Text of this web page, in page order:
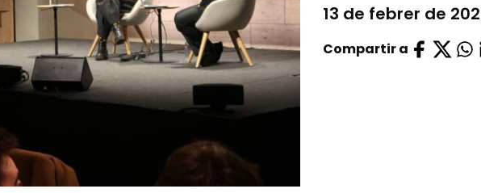
13 de febrer de
Compartir a